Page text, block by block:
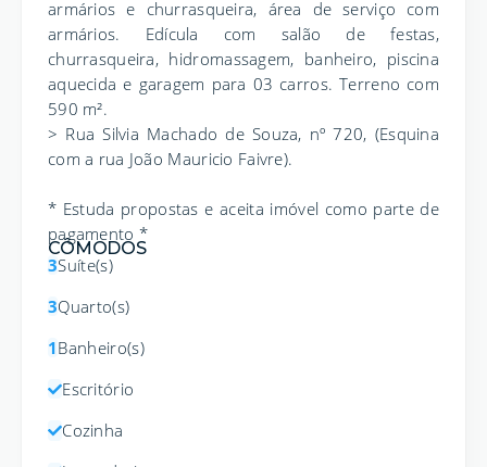
armários e churrasqueira, área de serviço com
armários. Edícula com salão de festas,
churrasqueira, hidromassagem, banheiro, piscina
aquecida e garagem para 03 carros. Terreno com
590 m².
> Rua Silvia Machado de Souza, nº 720, (Esquina
com a rua João Mauricio Faivre).
* Estuda propostas e aceita imóvel como parte de
pagamento *
CÔMODOS
3Suíte(s)
3Quarto(s)
1Banheiro(s)
Escritório
Cozinha